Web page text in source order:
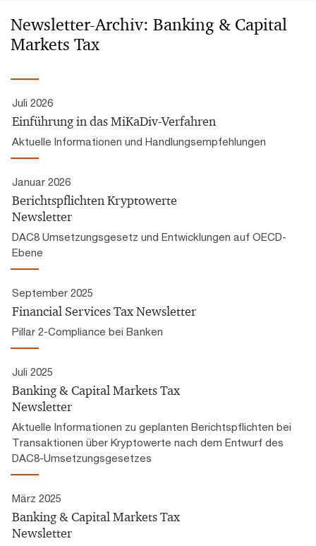
Newsletter-Archiv: Banking & Capital
Markets Tax
Juli 2026
Einführung in das MiKaDiv-Verfahren
Aktuelle Informationen und Handlungsempfehlungen
Januar 2026
Berichtspflichten Kryptowerte
Newsletter
DAC8 Umsetzungsgesetz und Entwicklungen auf OECD-
Ebene
September 2025
Financial Services Tax Newsletter
Pillar 2-Compliance bei Banken
Juli 2025
Banking & Capital Markets Tax
Newsletter
Aktuelle Informationen zu geplanten Berichtspflichten bei
Transaktionen über Kryptowerte nach dem Entwurf des
DAC8-Umsetzungsgesetzes
März 2025
Banking & Capital Markets Tax
Newsletter